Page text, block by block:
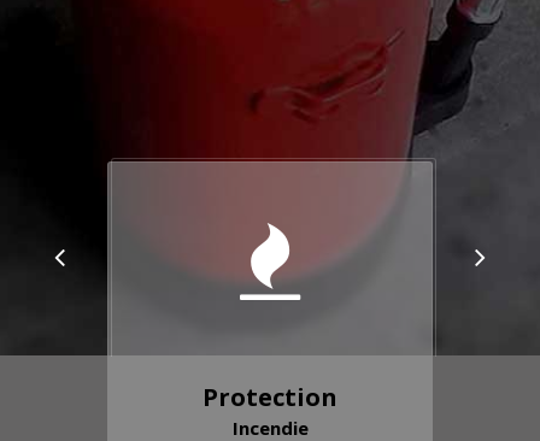
Protection
Incendie